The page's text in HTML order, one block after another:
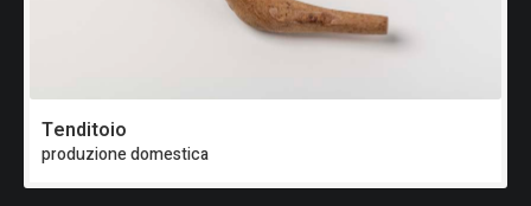
Tenditoio
produzione domestica